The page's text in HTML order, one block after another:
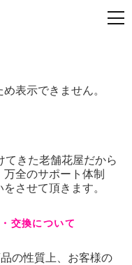
表示できません。
てきた老舗花屋だから
全のサポート体制
させて頂きます。
交換について
品の性質上、お客様の